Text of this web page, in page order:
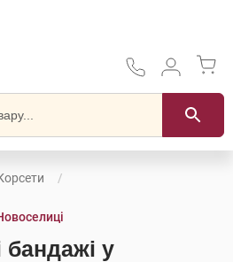
бандажі у